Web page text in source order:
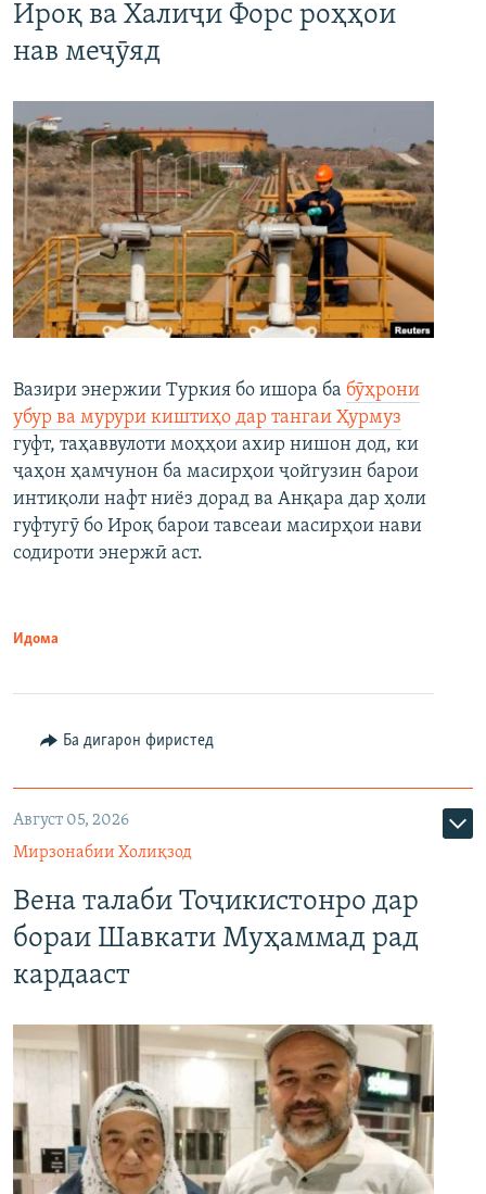
Ироқ ва Халиҷи Форс роҳҳои
нав меҷӯяд
Вазири энержии Туркия бо ишора ба бӯҳрони
убур ва мурури киштиҳо дар тангаи Ҳурмуз
гуфт, таҳаввулоти моҳҳои ахир нишон дод, ки
ҷаҳон ҳамчунон ба масирҳои ҷойгузин барои
интиқоли нафт ниёз дорад ва Анқара дар ҳоли
гуфтугӯ бо Ироқ барои тавсеаи масирҳои нави
содироти энержӣ аст.
Идома
Ба дигарон фиристед
Август 05, 2026
Мирзонабии Холиқзод
Вена талаби Тоҷикистонро дар
бораи Шавкати Муҳаммад рад
кардааст